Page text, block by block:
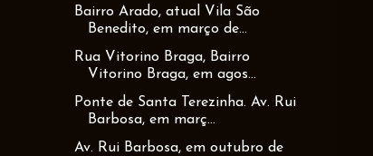
Bairro Arado, atual Vila São
Benedito, em março de...
Rua Vitorino Braga, Bairro
Vitorino Braga, em agos...
Ponte de Santa Terezinha. Av. Rui
Barbosa, em març...
Av. Rui Barbosa, em outubro de